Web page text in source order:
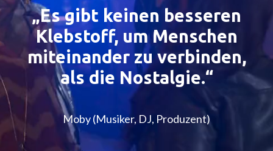
„Es gibt keinen besseren
Klebstoff, um Menschen
miteinander zu verbinden,
als die Nostalgie.“
Moby (Musiker, DJ, Produzent)